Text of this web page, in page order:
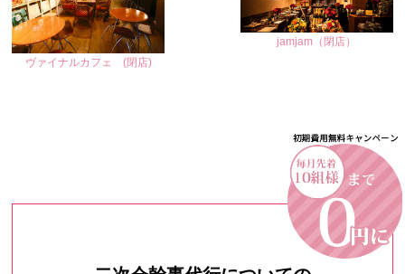
ヴァイナルカフェ (閉店)
jamjam（閉店）